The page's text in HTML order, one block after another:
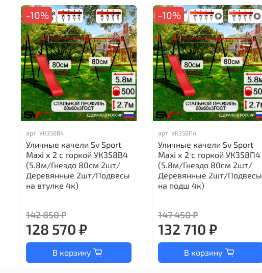
-10%
арт. УК358В4
Уличные качели Sv Sport
Maxi х 2 с горкой УК358В4
(5.8м/Гнездо 80см 2шт/
Деревянные 2шт/Подвесы
на втулке 4к)
142 850 ₽
128 570 ₽
В корзину
-10%
арт. УК358П4
Уличные качели Sv Sport
Maxi х 2 с горкой УК358П4
(5.8м/Гнездо 80см 2шт/
Деревянные 2шт/Подвесы
на подш 4к)
147 450 ₽
132 710 ₽
В корзину